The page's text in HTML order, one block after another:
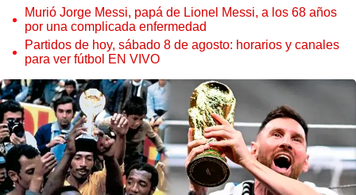
Murió Jorge Messi, papá de Lionel Messi, a los 68 años
por una complicada enfermedad
Partidos de hoy, sábado 8 de agosto: horarios y canales
para ver fútbol EN VIVO